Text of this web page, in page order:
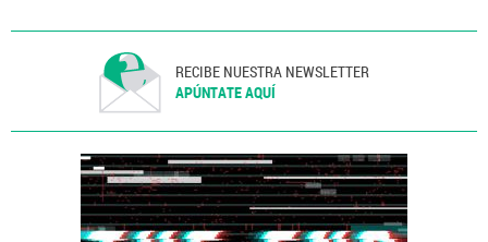
RECIBE NUESTRA NEWSLETTER
APÚNTATE AQUÍ